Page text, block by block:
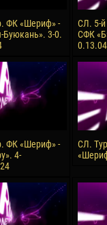
de OLIVEIRA
15
Ivan
17
ФК «Шериф» -
3-0.
СЛ. 5-
СФК
ФК «Шериф» -
4-
СЛ.